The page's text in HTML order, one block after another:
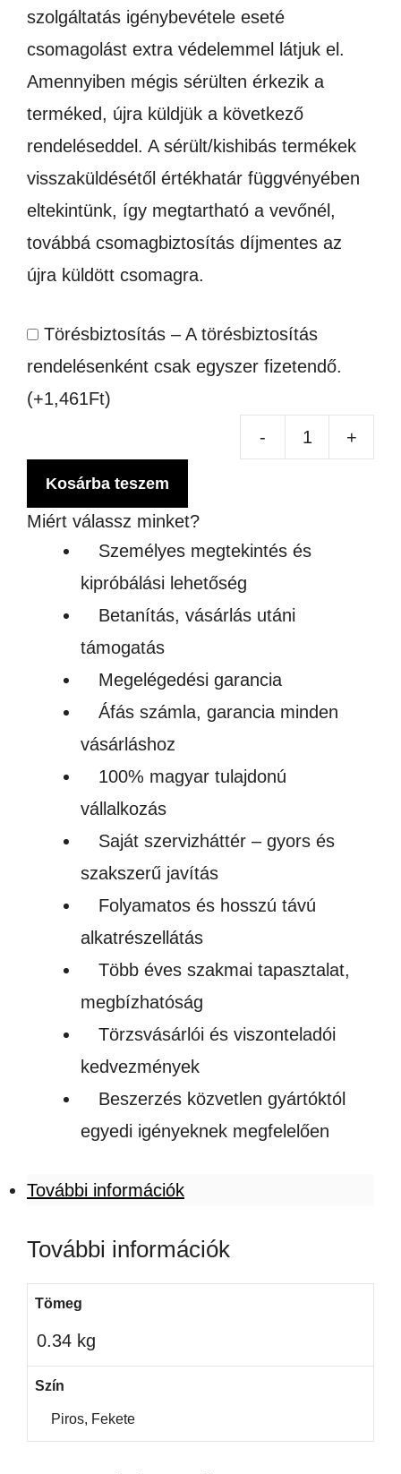
szolgáltatás igénybevétele eseté
csomagolást extra védelemmel látjuk el.
Amennyiben mégis sérülten érkezik a
terméked, újra küldjük a következő
rendeléseddel. A sérült/kishibás termékek
visszaküldésétől értékhatár függvényében
eltekintünk, így megtartható a vevőnél,
továbbá csomagbiztosítás díjmentes az
újra küldött csomagra.
Törésbiztosítás – A törésbiztosítás
rendelésenként csak egyszer fizetendő.
(+1,461Ft)
-
+
Kosárba teszem
Miért válassz minket?
Személyes megtekintés és
kipróbálási lehetőség
Betanítás, vásárlás utáni
támogatás
Megelégedési garancia
Áfás számla, garancia minden
vásárláshoz
100% magyar tulajdonú
vállalkozás
Saját szervizháttér – gyors és
szakszerű javítás
Folyamatos és hosszú távú
alkatrészellátás
Több éves szakmai tapasztalat,
megbízhatóság
Törzsvásárlói és viszonteladói
kedvezmények
Beszerzés közvetlen gyártóktól
egyedi igényeknek megfelelően
További információk
További információk
Tömeg
0.34 kg
Szín
Piros, Fekete